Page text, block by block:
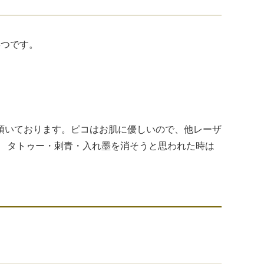
です。
ております。ピコはお肌に優しいので、他レーザ
タトゥー・刺青・入れ墨を消そうと思われた時は